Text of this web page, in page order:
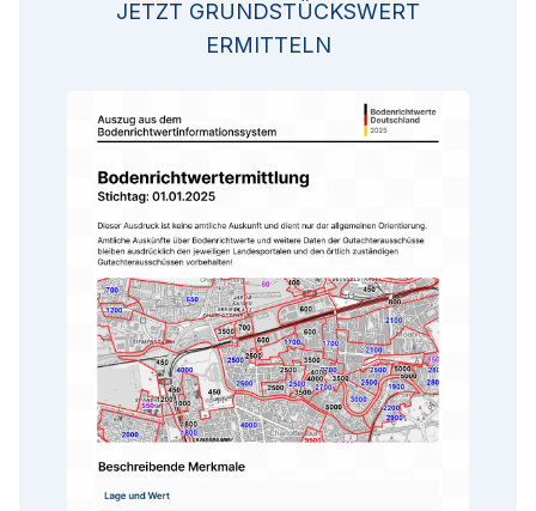
JETZT GRUNDSTÜCKSWERT
ERMITTELN